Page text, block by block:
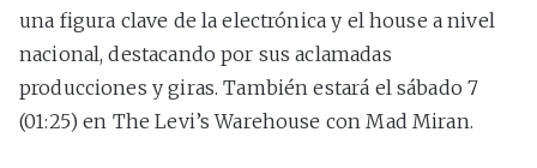
una figura clave de la electrónica y el house a nivel
nacional, destacando por sus aclamadas
producciones y giras. También estará el sábado 7
(01:25) en The Levi’s Warehouse con Mad Miran.